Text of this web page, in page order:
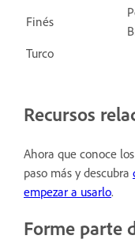
Finés
Turco
Recursos
Ahora que conoce
paso más y descubra
empezar a usarlo.
Forme parte